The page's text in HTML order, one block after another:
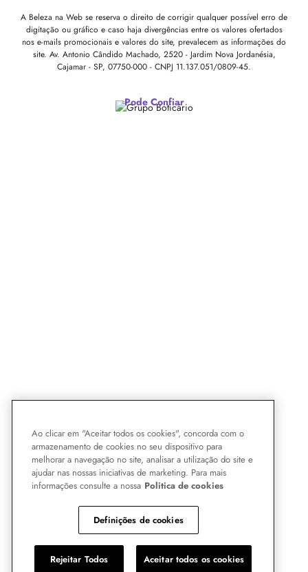
A Beleza na Web se reserva o direito de corrigir qualquer possível erro de
digitação ou gráfico e caso haja divergências entre os valores ofertados
nos e-mails promocionais e valores do site, prevalecem as informações do
site. Av. Antonio Cândido Machado, 2520 - Jardim Nova Jordanésia,
Cajamar - SP, 07750-000 - CNPJ 11.137.051/0809-45.
Pode Confiar
Ao clicar em "Aceitar todos os cookies", concorda com o
armazenamento de cookies no seu dispositivo para
melhorar a navegação no site, analisar a utilização do site e
ajudar nas nossas iniciativas de marketing. Para mais
informações consulte a nossa Politica de cookies
Definições de cookies
Rejeitar Todos Aceitar todos os cookies